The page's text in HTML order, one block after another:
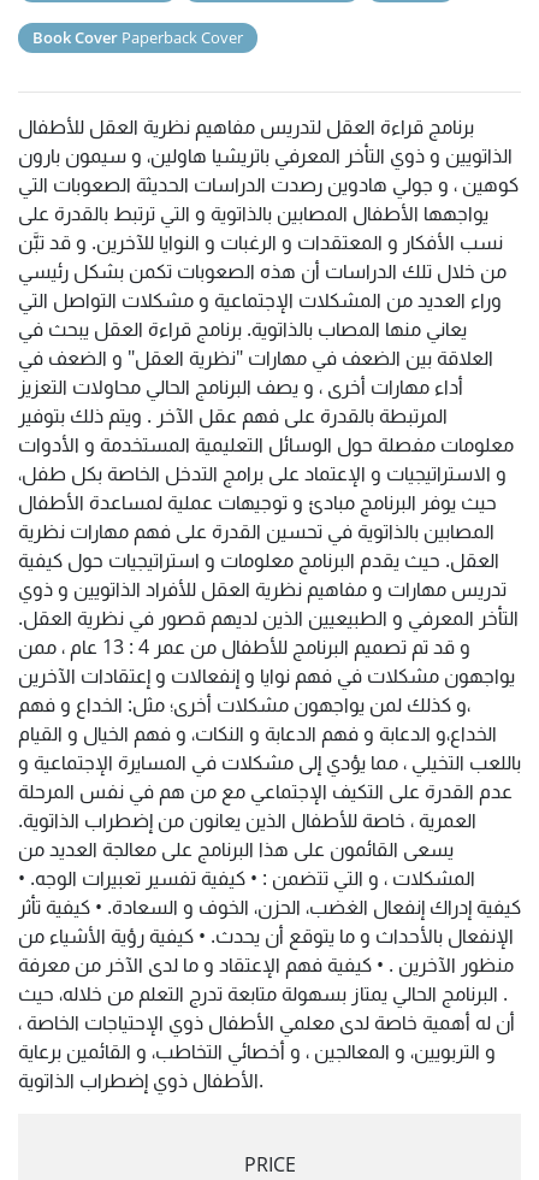
Book Cover Paperback Cover
برنامج قراءة العقل لتدريس مفاهيم نظرية العقل للأطفال
الذاتويين و ذوي التأخر المعرفي باتريشيا هاولين، و سيمون بارون
كوهين ، و جولي هادوين رصدت الدراسات الحديثة الصعوبات التي
يواجهها الأطفال المصابين بالذاتوية و التي ترتبط بالقدرة على
نسب الأفكار و المعتقدات و الرغبات و النوايا للآخرين. و قد تبَّن
من خلال تلك الدراسات أن هذه الصعوبات تكمن بشكل رئيسي
وراء العديد من المشكلات الإجتماعية و مشكلات التواصل التي
يعاني منها المصاب بالذاتوية. برنامج قراءة العقل يبحث في
العلاقة بين الضعف في مهارات "نظرية العقل" و الضعف في
أداء مهارات أخرى ، و يصف البرنامج الحالي محاولات التعزيز
المرتبطة بالقدرة على فهم عقل الآخر . ويتم ذلك بتوفير
معلومات مفصلة حول الوسائل التعليمية المستخدمة و الأدوات
و الاستراتيجيات و الإعتماد على برامج التدخل الخاصة بكل طفل،
حيث يوفر البرنامج مبادئ و توجيهات عملية لمساعدة الأطفال
المصابين بالذاتوية في تحسين القدرة على فهم مهارات نظرية
العقل. حيث يقدم البرنامج معلومات و استراتيجيات حول كيفية
تدريس مهارات و مفاهيم نظرية العقل للأفراد الذاتويين و ذوي
التأخر المعرفي و الطبيعيين الذين لديهم قصور في نظرية العقل.
و قد تم تصميم البرنامج للأطفال من عمر 4 : 13 عام ، ممن
يواجهون مشكلات في فهم نوايا و إنفعالات و إعتقادات الآخرين
،و كذلك لمن يواجهون مشكلات أخرى؛ مثل: الخداع و فهم
الخداع،و الدعابة و فهم الدعابة و النكات، و فهم الخيال و القيام
باللعب التخيلي ، مما يؤدي إلى مشكلات في المسايرة الإجتماعية و
عدم القدرة على التكيف الإجتماعي مع من هم في نفس المرحلة
العمرية ، خاصة للأطفال الذين يعانون من إضطراب الذاتوية.
يسعى القائمون على هذا البرنامج على معالجة العديد من
المشكلات ، و التي تتضمن : • كيفية تفسير تعبيرات الوجه. •
كيفية إدراك إنفعال الغضب، الحزن، الخوف و السعادة. • كيفية تأثر
الإنفعال بالأحداث و ما يتوقع أن يحدث. • كيفية رؤية الأشياء من
منظور الآخرين . • كيفية فهم الإعتقاد و ما لدى الآخر من معرفة
. البرنامج الحالي يمتاز بسهولة متابعة تدرج التعلم من خلاله، حيث
أن له أهمية خاصة لدى معلمي الأطفال ذوي الإحتياجات الخاصة ،
و التربويين، و المعالجين ، و أخصائي التخاطب، و القائمين برعاية
الأطفال ذوي إضطراب الذاتوية.
PRICE